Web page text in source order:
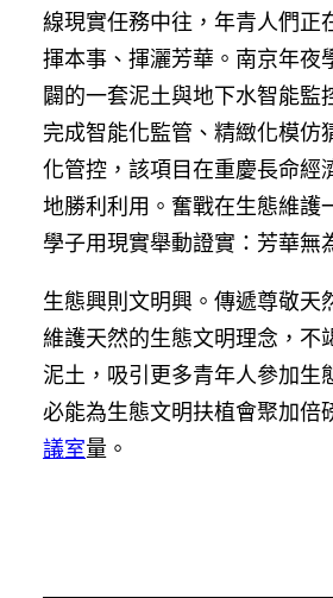
線現實任務中往，年青人們正
揮本事、揮灑芳華。南京年夜
闢的一套泥土與地下水智能監
完成智能化監管、精緻化模仿
化管控，該項目在重慶長命經
地勝利利用。奮戰在生態維護
學子用現實舉動證實：芳華無
生態興則文明興。傳遞尊敬天
維護天然的生態文明理念，不
泥土，吸引更多青年人參加生
必能為生態文明扶植會聚加倍
議室量。